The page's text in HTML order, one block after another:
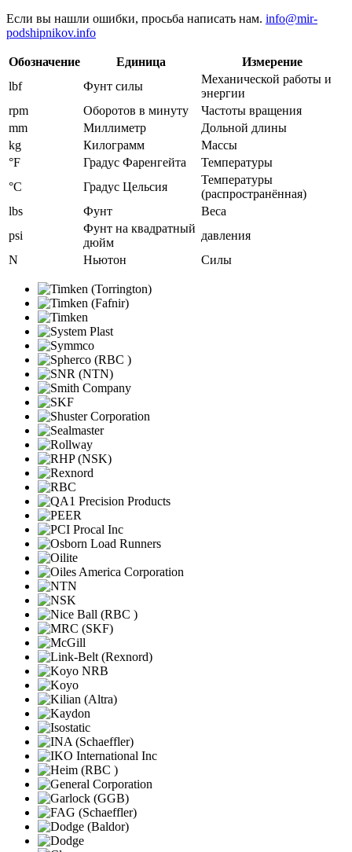
Если вы нашли ошибки, просьба написать нам. info@mir-
podshipnikov.info
Обозначение Единица
Измерение
lbf
Фунт силы
Механической работы и
энергии
rpm
Оборотов в минуту
Частоты вращения
mm
Миллиметр
Дольной длины
kg
Килограмм
Массы
°F
Градус Фаренгейта
Температуры
°C
Градус Цельсия
Температуры
(распространённая)
lbs
Фунт
Веса
psi
Фунт на квадратный
дюйм
давления
N
Ньютон Силы